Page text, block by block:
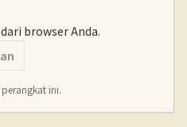
browser Anda.
ini.